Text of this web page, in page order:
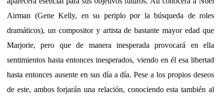
Airman (Gene Kelly, en su periplo por la búsqueda de roles
dramáticos), un compositor y artista de bastante mayor edad que
Marjorie, pero que de manera inesperada provocará en ella
sentimientos hasta entonces inesperados, viendo en él esa libertad
hasta entonces ausente en sus día a día. Pese a los propios deseos
de este, ambos forjarán una relación, conociendo esta también al